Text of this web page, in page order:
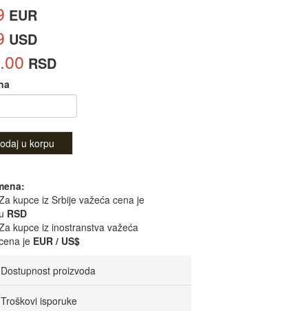
EUR
USD
RSD
u korpu
kupce iz Srbije važeća cena je
u RSD
kupce iz inostranstva važeća
je EUR / US$
Dostupnost proizvoda
Troškovi isporuke